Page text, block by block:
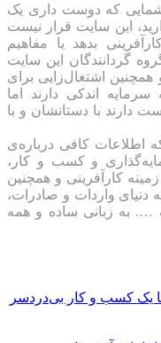
شمایی که دوست داری یک
این سایت قرار نیست
بدهد یا مفاهیم
گردانندگان این سایت
اشتغال‌زایی برای
اندکی دارند اما
دارند با دستانشان و با
‌اطلاعات کافی درباره‌ی
و کسب و کار،
کارآفرینی و همچنین
دنیای واردات و صادرات،
…. به زبانی ساده و همه
یک کسب و کار بی‌دردسر